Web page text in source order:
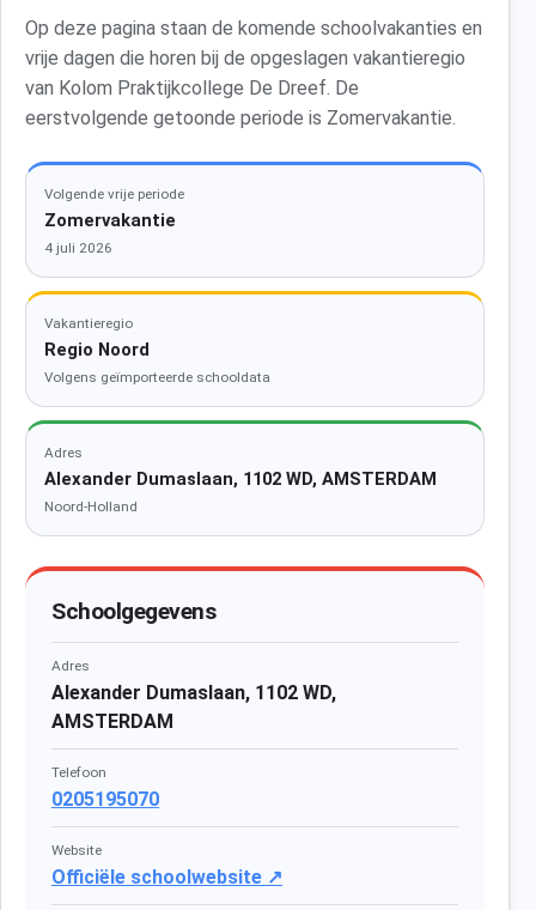
Op deze pagina staan de komende schoolvakanties en
vrije dagen die horen bij de opgeslagen vakantieregio
van Kolom Praktijkcollege De Dreef. De
eerstvolgende getoonde periode is Zomervakantie.
Volgende vrije periode
Zomervakantie
4 juli 2026
Vakantieregio
Regio Noord
Volgens geïmporteerde schooldata
Adres
Alexander Dumaslaan, 1102 WD, AMSTERDAM
Noord-Holland
Schoolgegevens
Adres
Alexander Dumaslaan, 1102 WD,
AMSTERDAM
Telefoon
0205195070
Website
Officiële schoolwebsite ↗